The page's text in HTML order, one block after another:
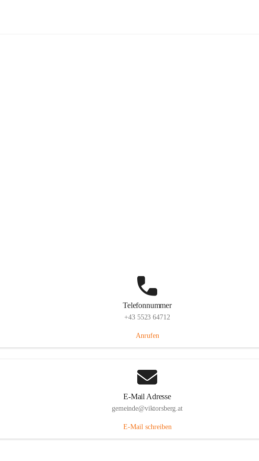
Telefonnummer
+43 5523 64712
Anrufen
E-Mail Adresse
gemeinde@viktorsberg.at
E-Mail schreiben